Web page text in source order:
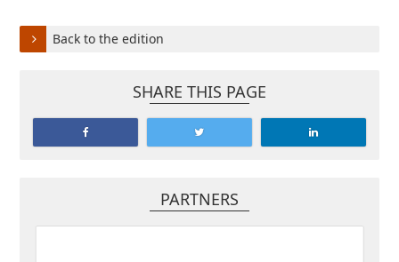
Back to the edition
SHARE THIS PAGE
PARTNERS